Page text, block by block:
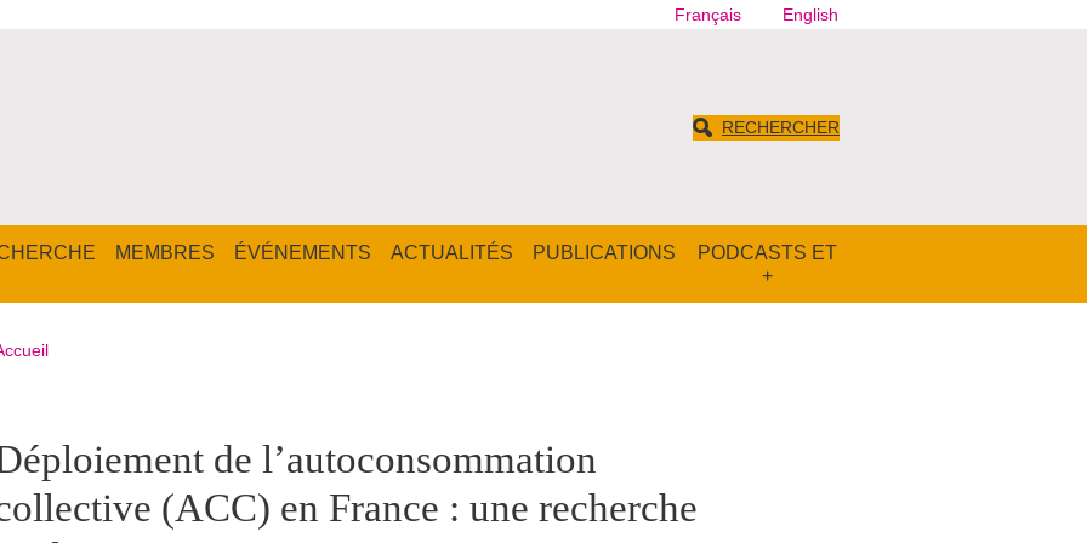
Français English
RECHERCHER
MEMBRES ÉVÉNEMENTS ACTUALITÉS PUBLICATIONS
PODCASTS ET
+
d'Ariane
Sidebar de l’autoconsommation
(ACC) en France : une recherche